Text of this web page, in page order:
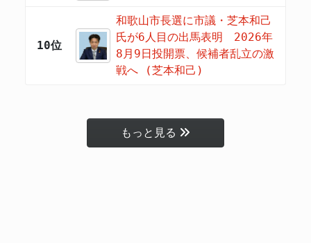
10位
和歌山市長選に市議・芝本和己
氏が6人目の出馬表明 2026年
8月9日投開票、候補者乱立の激
戦へ (芝本和己)
もっと見る